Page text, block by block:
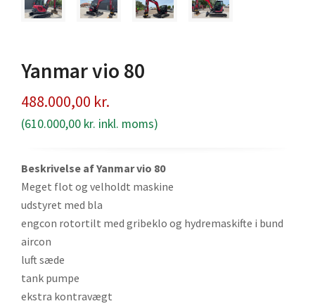
Yanmar vio 80
488.000,00 kr.
(610.000,00 kr. inkl. moms)
Beskrivelse af Yanmar vio 80
Meget flot og velholdt maskine
udstyret med bla
engcon rotortilt med gribeklo og hydremaskifte i bund
aircon
luft sæde
tank pumpe
ekstra kontravægt